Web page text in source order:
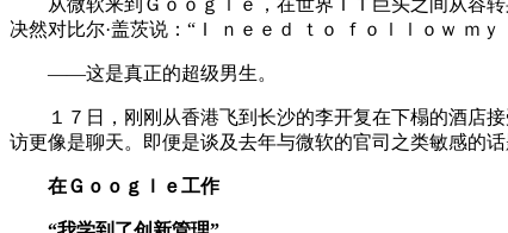
从微软来到Ｇｏｏｇｌｅ，在世界ＩＴ巨头之间从容转
决然对比尔·盖茨说：“Ｉ ｎｅｅｄ ｔｏ ｆｏｌｌｏｗ ｍｙ
——这是真正的超级男生。
１７日，刚刚从香港飞到长沙的李开复在下榻的酒店接
访更像是聊天。即便是谈及去年与微软的官司之类敏感的
在Ｇｏｏｇｌｅ工作